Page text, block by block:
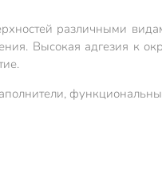
различными
Высокая адгезия к